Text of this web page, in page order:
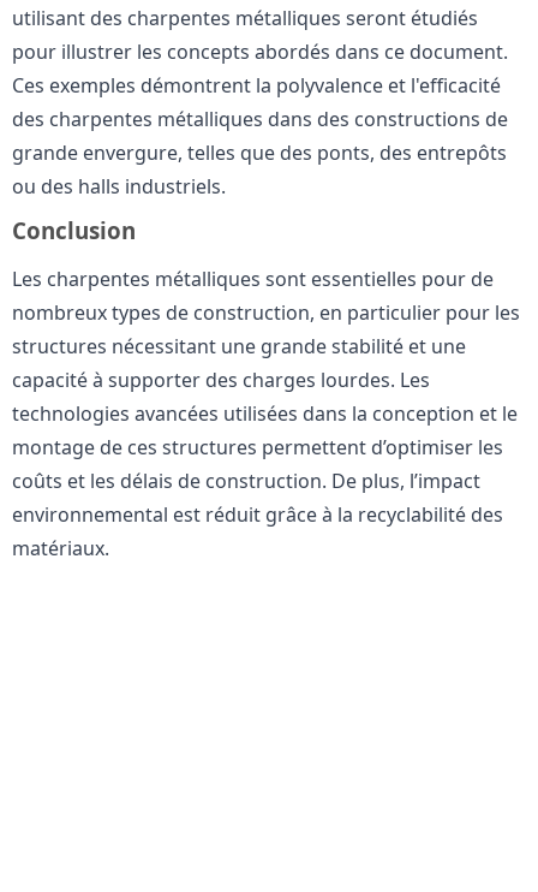
utilisant des charpentes métalliques seront étudiés
pour illustrer les concepts abordés dans ce document.
Ces exemples démontrent la polyvalence et l'efficacité
des charpentes métalliques dans des constructions de
grande envergure, telles que des ponts, des entrepôts
ou des halls industriels.
Conclusion
Les charpentes métalliques sont essentielles pour de
nombreux types de construction, en particulier pour les
structures nécessitant une grande stabilité et une
capacité à supporter des charges lourdes. Les
technologies avancées utilisées dans la conception et le
montage de ces structures permettent d’optimiser les
coûts et les délais de construction. De plus, l’impact
environnemental est réduit grâce à la recyclabilité des
matériaux.